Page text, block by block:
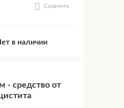
Сравнить
в наличии
- средство от